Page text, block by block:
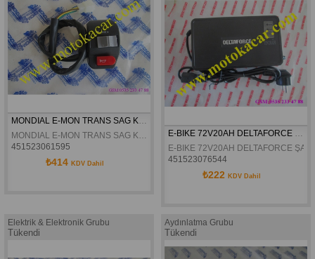
451523061595
₺414 KDV Dahil
E-BIKE 72V20AH DELTAFORCE
451523076544
₺222 KDV Dahil
Elektrik & Elektronik Grubu
Tükendi
Aydınlatma Grubu
Tükendi